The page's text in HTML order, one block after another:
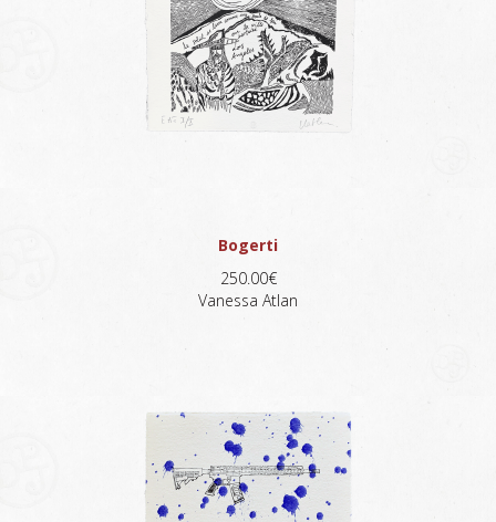
Bogerti
250.00€
Vanessa Atlan